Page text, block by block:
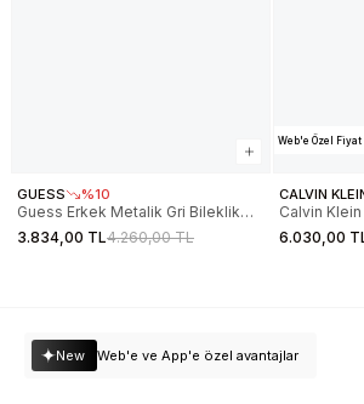
GUESS %10
Guess Erkek Metalik Gri Bileklik
JGUJUMB04001JWSTBKS
3.834,00 TL4.260,00 TL
Web'e Özel Fiyat
CALVIN
Calvin
Bileklik
6.030,00
New Web'e ve App'e özel avantajlar